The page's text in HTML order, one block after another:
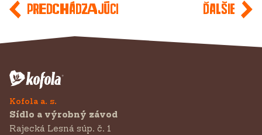
Predchádzajúci Ďalšie
Kofola a. s.
Sídlo a výrobný závod
Rajecká Lesná súp. č. 1